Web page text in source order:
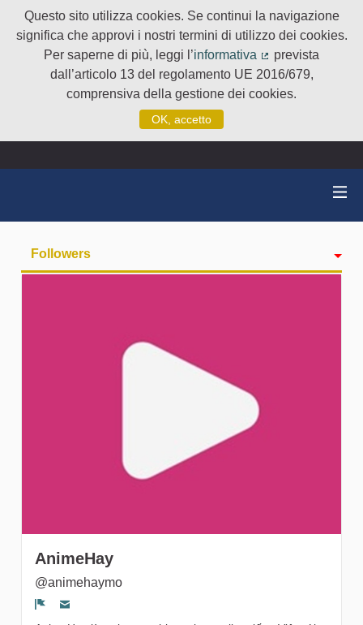
Questo sito utilizza cookies. Se continui la navigazione
significa che approvi i nostri termini di utilizzo dei cookies.
Per saperne di più, leggi l’informativa
(Collegamento
prevista
dall’articolo 13 del regolamento UE 2016/679,
comprensiva della gestione dei cookies.
OK, accetto
Followers
AnimeHay
@animehaymo
Segnala un problema